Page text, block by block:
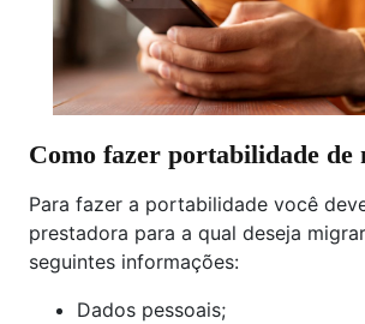
Como fazer portabilidade de
Para fazer a portabilidade você
prestadora para a qual deseja
seguintes informações:
Dados pessoais;